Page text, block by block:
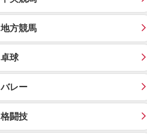
地方競馬
卓球
バレー
格闘技